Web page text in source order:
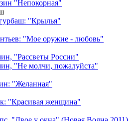
"Непокорная"
"Крылья"
"Мое оружие - любовь"
"Рассветы России"
"Не молчи, пожалуйста"
"Желанная"
"Красивая женщина"